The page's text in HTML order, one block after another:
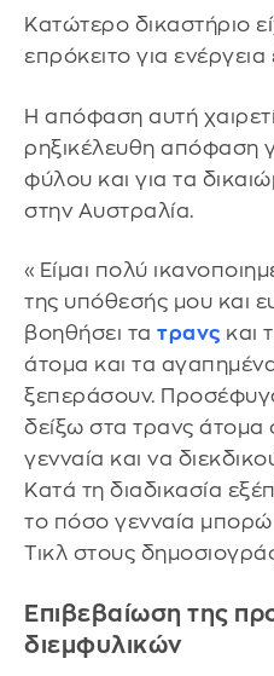
Κατώτερο δικαστήριο
επρόκειτο για
Η απόφαση αυτή
ρηξικέλευθη απόφαση
φύλου και για τα
στην Αυστραλία.
«Είμαι πολύ
της υπόθεσής μου και
βοηθήσει τα τρανς και
άτομα και τα
ξεπεράσουν.
δείξω στα τρανς άτομα
γενναία και να
Κατά τη διαδικασία
το πόσο γενναία μπορώ
Τικλ στους
Επιβεβαίωση της
διεμφυλικών